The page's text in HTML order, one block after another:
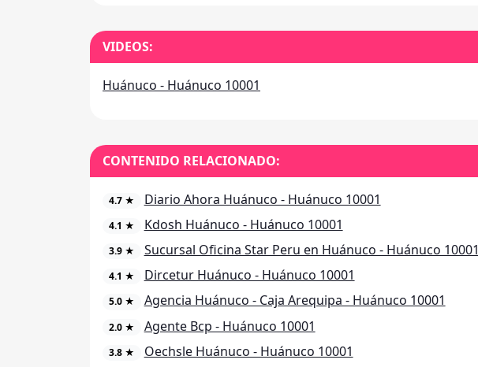
VIDEOS:
Huánuco - Huánuco 10001
CONTENIDO RELACIONADO:
4.7 ★ Diario Ahora Huánuco - Huánuco 10001
4.1 ★ Kdosh Huánuco - Huánuco 10001
3.9 ★ Sucursal Oficina Star Peru en Huánuco - Huánuco 10001
4.1 ★ Dircetur Huánuco - Huánuco 10001
5.0 ★ Agencia Huánuco - Caja Arequipa - Huánuco 10001
2.0 ★ Agente Bcp - Huánuco 10001
3.8 ★ Oechsle Huánuco - Huánuco 10001